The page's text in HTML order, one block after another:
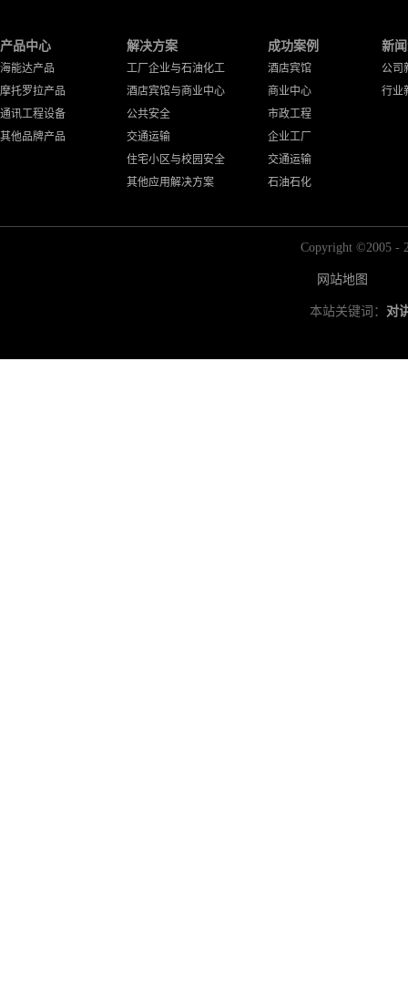
产品中心
海能达产品
摩托罗拉产品
通讯工程设备
其他品牌产品
解决方案
工厂企业与石油化工
酒店宾馆与商业中心
公共安全
交通运输
住宅小区与校园安全
其他应用解决方案
成功案例
酒店宾馆
商业中心
市政工程
企业工厂
交通运输
石油石化
新
公司
行业
Copyright ©2005 -
网站地图
本站关键词： 对